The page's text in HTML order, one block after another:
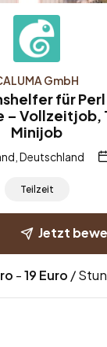
GmbH
für
–
Minijob
Deutschland
Teilzeit
Jetzt
-19 Euro /